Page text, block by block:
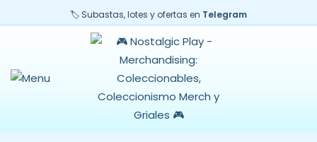
🏷️ Subastas, lotes y ofertas en Telegram